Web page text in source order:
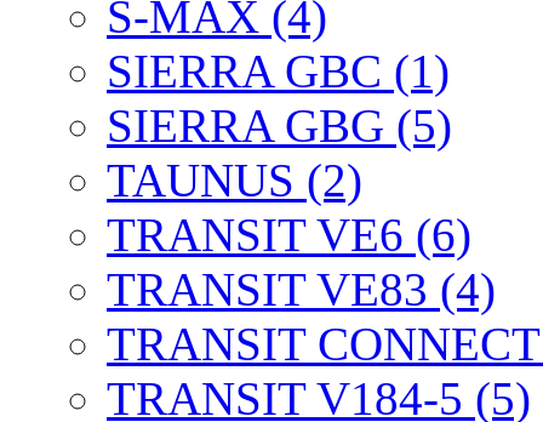
S-MAX (4)
SIERRA GBC (1)
SIERRA GBG (5)
TAUNUS (2)
TRANSIT VE6 (6)
TRANSIT VE83 (4)
TRANSIT
TRANSIT V184-5 (5)